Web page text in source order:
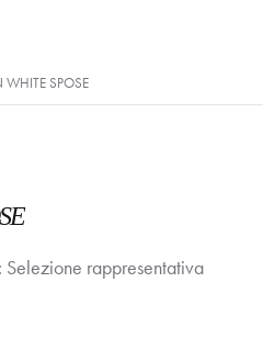
WHITE SPOSE
Selezione rappresentativa